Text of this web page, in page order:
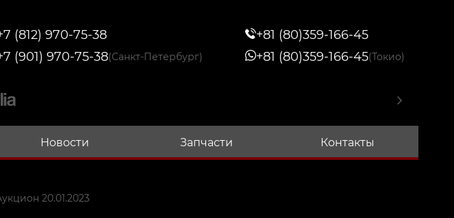
(812) 970-75-38
(901) 970-75-38(Санкт-Петербург)
+81 (80)359-166-45
+81 (80)359-166-45(Токио)
Новости Запчасти Контакты
20.01.2023